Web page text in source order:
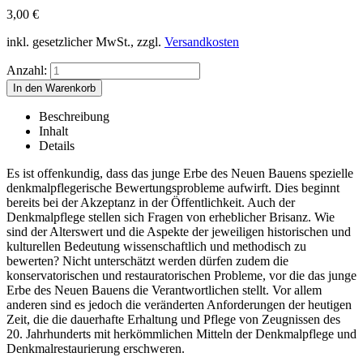
3,00 €
inkl. gesetzlicher MwSt., zzgl. Versandkosten
Anzahl:
Beschreibung
Inhalt
Details
Es ist offenkundig, dass das junge Erbe des Neuen Bauens spezielle
denkmalpflegerische Bewertungsprobleme aufwirft. Dies beginnt
bereits bei der Akzeptanz in der Öffentlichkeit. Auch der
Denkmalpflege stellen sich Fragen von erheblicher Brisanz. Wie
sind der Alterswert und die Aspekte der jeweiligen historischen und
kulturellen Bedeutung wissenschaftlich und methodisch zu
bewerten? Nicht unterschätzt werden dürfen zudem die
konservatorischen und restauratorischen Probleme, vor die das junge
Erbe des Neuen Bauens die Verantwortlichen stellt. Vor allem
anderen sind es jedoch die veränderten Anforderungen der heutigen
Zeit, die die dauerhafte Erhaltung und Pflege von Zeugnissen des
20. Jahrhunderts mit herkömmlichen Mitteln der Denkmalpflege und
Denkmalrestaurierung erschweren.